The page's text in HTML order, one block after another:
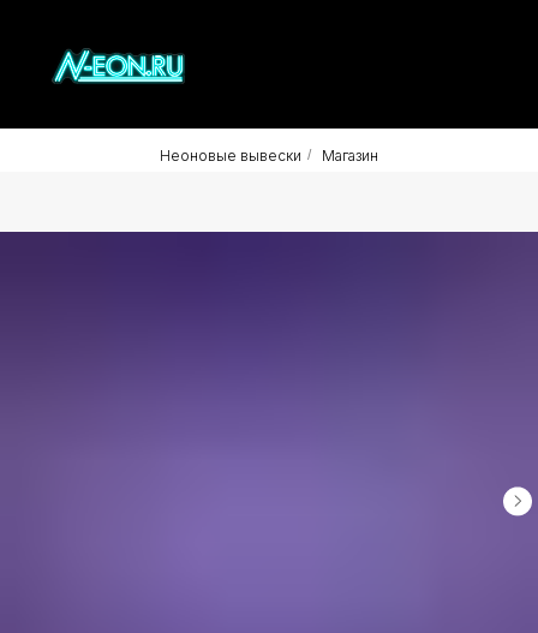
Неоновые вывески / Магазин